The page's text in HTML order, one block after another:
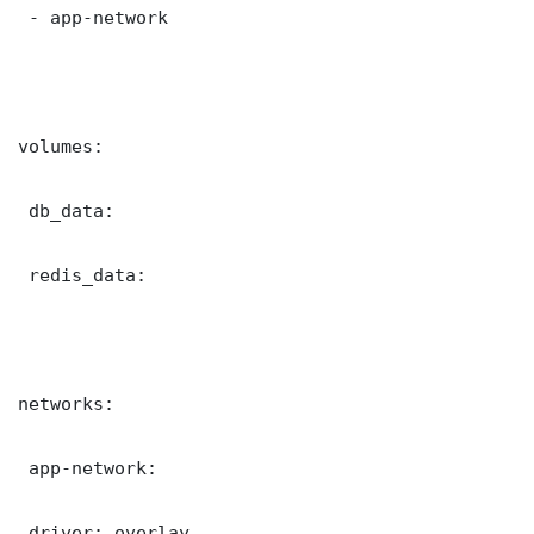
- app-network
volumes:
db_data:
redis_data:
networks:
app-network: